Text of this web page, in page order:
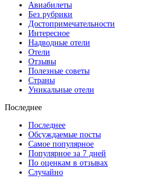
Авиабилеты
Без рубрики
Достопримечательности
Интересное
Надводные отели
Отели
Отзывы
Полезные советы
Страны
Уникальные отели
Последнее
Последнее
Обсуждаемые посты
Самое популярное
Популярное за 7 дней
По оценкам в отзывах
Случайно